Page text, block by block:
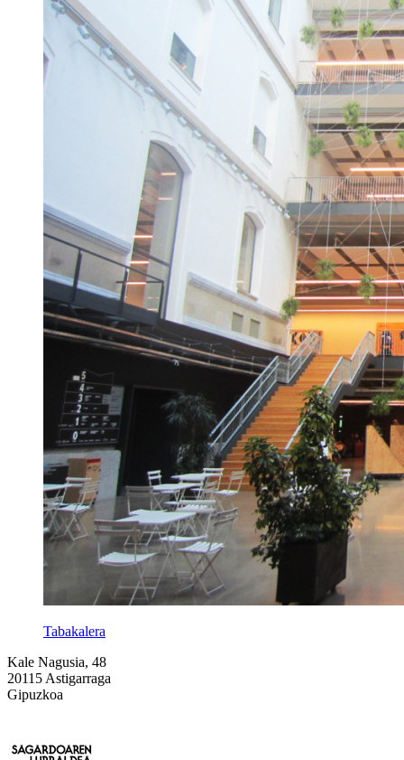
Tabakalera
Kale Nagusia, 48
20115 Astigarraga
Gipuzkoa